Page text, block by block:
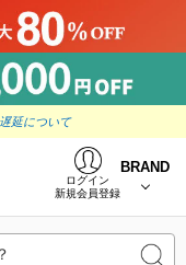
延について
ログイン
新規会員登録
BRAND